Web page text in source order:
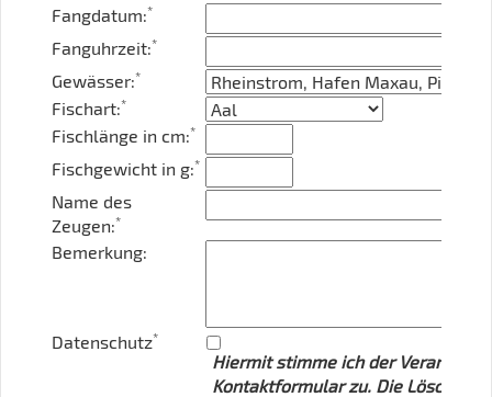
Fangdatum:*
Fanguhrzeit:*
Gewässer:*
Fischart:*
Fischlänge in cm:*
Fischgewicht in g:*
Name des
Zeugen:*
Bemerkung:
Datenschutz*
Hiermit stimme ich der
Kontaktformular zu. Die